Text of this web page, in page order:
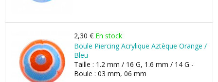
2,30 € En stock
Boule Piercing Acrylique Aztèque Orange /
Bleu
Taille : 1.2 mm / 16 G, 1.6 mm / 14 G -
Boule : 03 mm, 06 mm